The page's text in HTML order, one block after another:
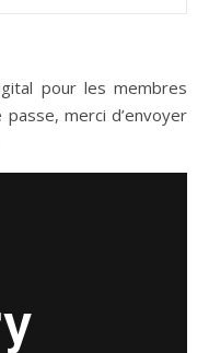
pour les membres
merci d’envoyer